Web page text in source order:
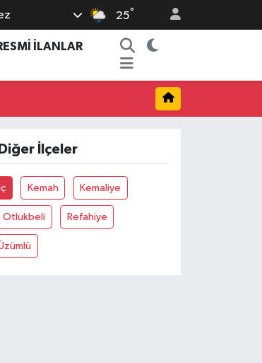
25°
İLANLAR
İlçeler
Kemah Kemaliye
Otlukbeli Refahiye